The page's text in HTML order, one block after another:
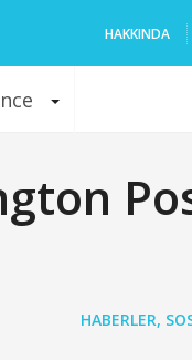
HAKKINDA
HABERLER,